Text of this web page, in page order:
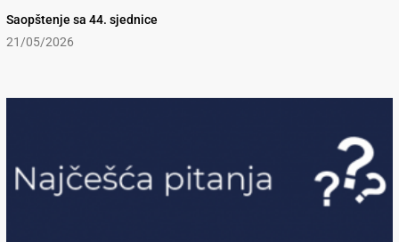
Saopštenje sa 44. sjednice
21/05/2026